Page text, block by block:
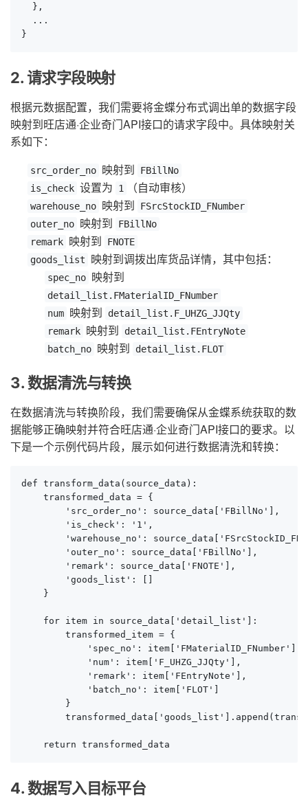
  },
  ...
}
2. 请求字段映射
根据元数据配置，我们需要将金蝶分布式调出单的数据字段
映射到旺店通·企业奇门API接口的请求字段中。具体映射关
系如下：
src_order_no 映射到
FBillNo
is_check 设置为 1 （自动审核）
warehouse_no 映射到
FSrcStockID_FNumber
outer_no 映射到
FBillNo
remark 映射到
FNOTE
goods_list
映射到调拨出库货品详情，其中包括：
spec_no 映射到
detail_list.FMaterialID_FNumber
num 映射到
detail_list.F_UHZG_JJQty
remark 映射到
detail_list.FEntryNote
batch_no 映射到 detail_list.FLOT
3. 数据清洗与转换
在数据清洗与转换阶段，我们需要确保从金蝶系统获取的数
据能够正确映射并符合旺店通·企业奇门API接口的要求。以
下是一个示例代码片段，展示如何进行数据清洗和转换：
def transform_data(source_data):
    transformed_data = {
        'src_order_no': source_data['FBillNo'],
        'is_check': '1',
'warehouse_no':
        'outer_no': source_data['FBillNo'],
        'remark': source_data['FNOTE'],
        'goods_list': []
    }
    for item in source_data['detail_list']:
        transformed_item = {
            'spec_no': item['FMaterialID_FNumber'],
            'num': item['F_UHZG_JJQty'],
            'remark': item['FEntryNote'],
            'batch_no': item['FLOT']
        }
    return transformed_data
4. 数据写入目标平台